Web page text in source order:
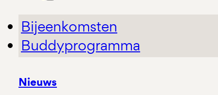
Bijeenkomsten
Buddyprogramma
Nieuws